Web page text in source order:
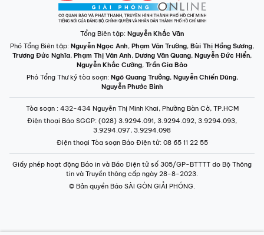
Tổng Biên tập: Nguyễn Khắc Văn
Phó Tổng Biên tập: Nguyễn Ngọc Anh, Phạm Văn Trường, Bùi Thị Hồng Sương,
Trương Đức Nghĩa, Phạm Thị Vân Anh, Dương Văn Quang, Nguyễn Đức Hiển,
Nguyễn Khắc Cường, Trần Gia Bảo
Phó Tổng Thư ký tòa soạn: Ngô Quang Trưởng, Nguyễn Chiến Dũng,
Nguyễn Phước Bình
Tòa soạn : 432-434 Nguyễn Thị Minh Khai, Phường Bàn Cờ, TP.HCM
Điện thoại Báo SGGP: (028) 3.9294.091, 3.9294.092, 3.9294.093,
3.9294.097, 3.9294.098
Điện thoại Tòa soạn Báo Điện tử: 08 65 11 22 55
Giấy phép hoạt động Báo in và Báo Điện tử số 305/GP-BTTTT do Bộ Thông
tin và Truyền thông cấp ngày 28-8-2023.
© Bản quyền Báo SÀI GÒN GIẢI PHÓNG.